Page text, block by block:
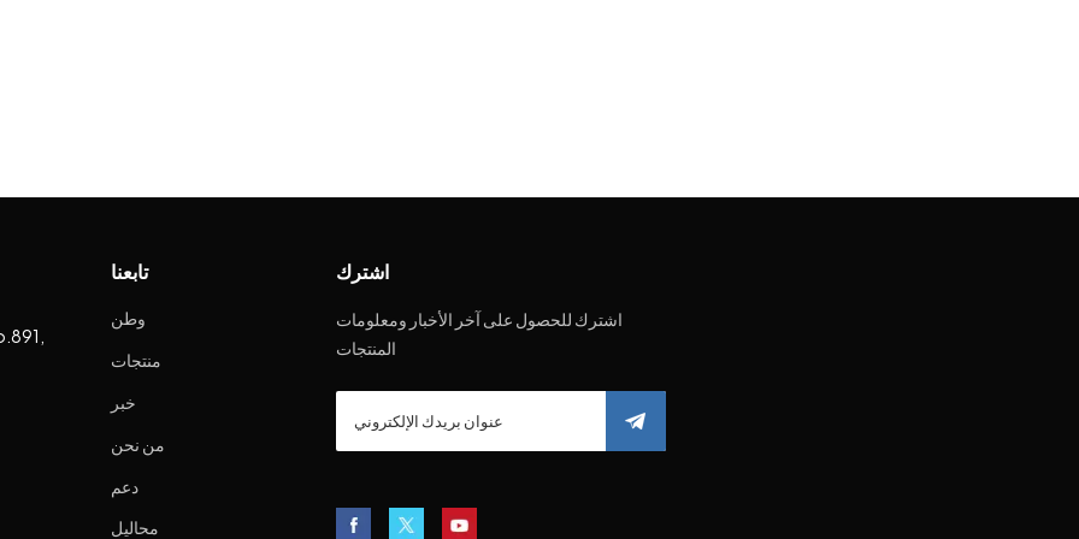
تابعنا
وطن
منتجات
خبر
من نحن
دعم
محاليل
اشترك
اشترك للحصول على آخر الأخبار ومعلومات
المنتجات